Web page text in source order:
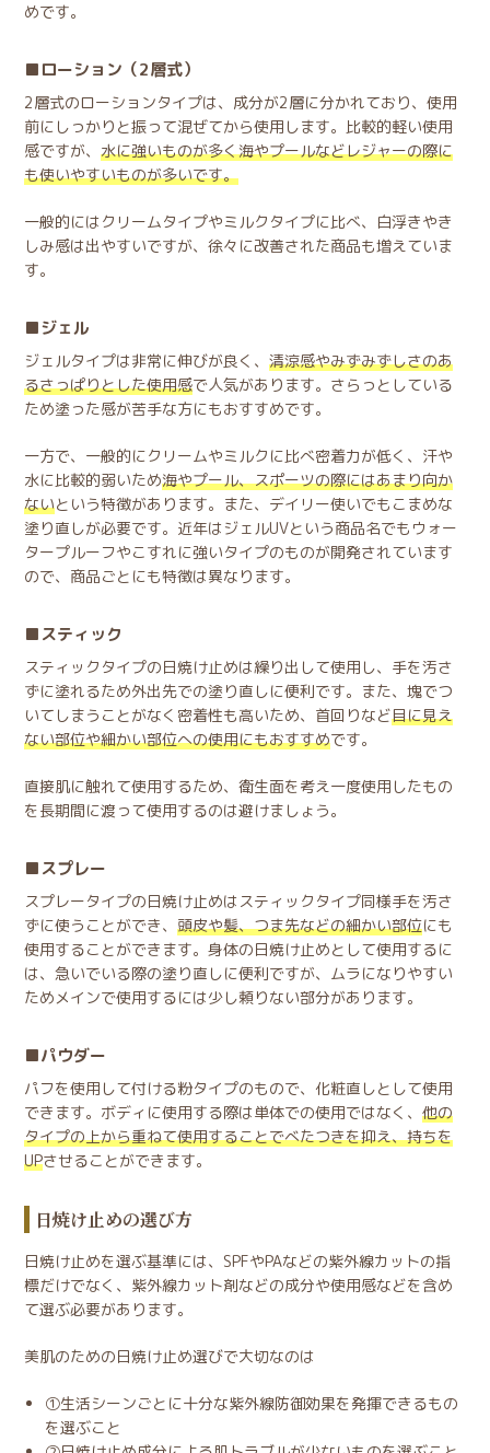
めです。
ローション（2層式）
2層式のローションタイプは、成分が2層に分かれており、使用
前にしっかりと振って混ぜてから使用します。比較的軽い使用
感ですが、水に強いものが多く海やプールなどレジャーの際に
も使いやすいものが多いです。
一般的にはクリームタイプやミルクタイプに比べ、白浮きやき
しみ感は出やすいですが、徐々に改善された商品も増えていま
す。
ジェル
ジェルタイプは非常に伸びが良く、清涼感やみずみずしさのあ
るさっぱりとした使用感で人気があります。さらっとしている
ため塗った感が苦手な方にもおすすめです。
一方で、一般的にクリームやミルクに比べ密着力が低く、汗や
水に比較的弱いため海やプール、スポーツの際にはあまり向か
ないという特徴があります。また、デイリー使いでもこまめな
塗り直しが必要です。近年はジェルUVという商品名でもウォー
タープルーフやこすれに強いタイプのものが開発されています
ので、商品ごとにも特徴は異なります。
スティック
スティックタイプの日焼け止めは繰り出して使用し、手を汚さ
ずに塗れるため外出先での塗り直しに便利です。また、塊でつ
いてしまうことがなく密着性も高いため、首回りなど目に見え
ない部位や細かい部位への使用にもおすすめです。
直接肌に触れて使用するため、衛生面を考え一度使用したもの
を長期間に渡って使用するのは避けましょう。
スプレー
スプレータイプの日焼け止めはスティックタイプ同様手を汚さ
ずに使うことができ、頭皮や髪、つま先などの細かい部位にも
使用することができます。身体の日焼け止めとして使用するに
は、急いでいる際の塗り直しに便利ですが、ムラになりやすい
ためメインで使用するには少し頼りない部分があります。
パウダー
パフを使用して付ける粉タイプのもので、化粧直しとして使用
できます。ボディに使用する際は単体での使用ではなく、他の
タイプの上から重ねて使用することでべたつきを抑え、持ちを
UPさせることができます。
日焼け止めの選び方
日焼け止めを選ぶ基準には、SPFやPAなどの紫外線カットの指
標だけでなく、紫外線カット剤などの成分や使用感などを含め
て選ぶ必要があります。
美肌のための日焼け止め選びで大切なのは
①生活シーンごとに十分な紫外線防御効果を発揮できるもの
を選ぶこと